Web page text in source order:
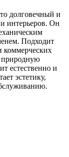
долговечный и
интерьеров. Он
Подходит
коммерческих
природную
естественно и
эстетику,